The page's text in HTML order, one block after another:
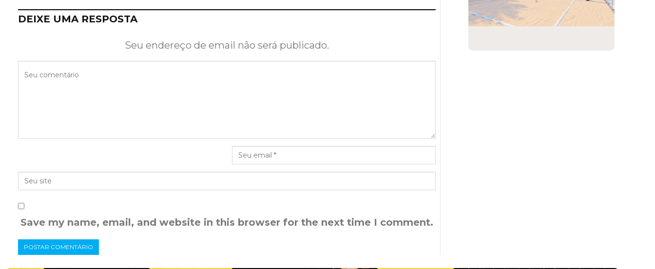
DEIXE UMA RESPOSTA
Seu endereço de email não será publicado.
Save my name, email, and website in this browser for the next time I comment.